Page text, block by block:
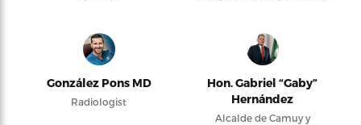
González Pons MD
Radiologist
Hon. Gabriel “Gaby”
Hernández
Alcalde de Camuy y